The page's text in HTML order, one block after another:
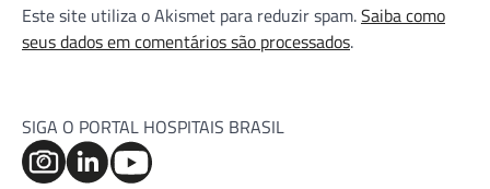
Este site utiliza o Akismet para reduzir spam.Saiba como
seus dados em comentários são processados.
SIGA O PORTAL HOSPITAIS BRASIL